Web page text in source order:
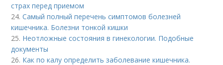
страх перед приемом
24.Самый полный перечень симптомов болезней
кишечника. Болезни тонкой кишки
25. Неотложные состояния в гинекологии. Подобные
документы
26. Как по калу определить заболевание кишечника.